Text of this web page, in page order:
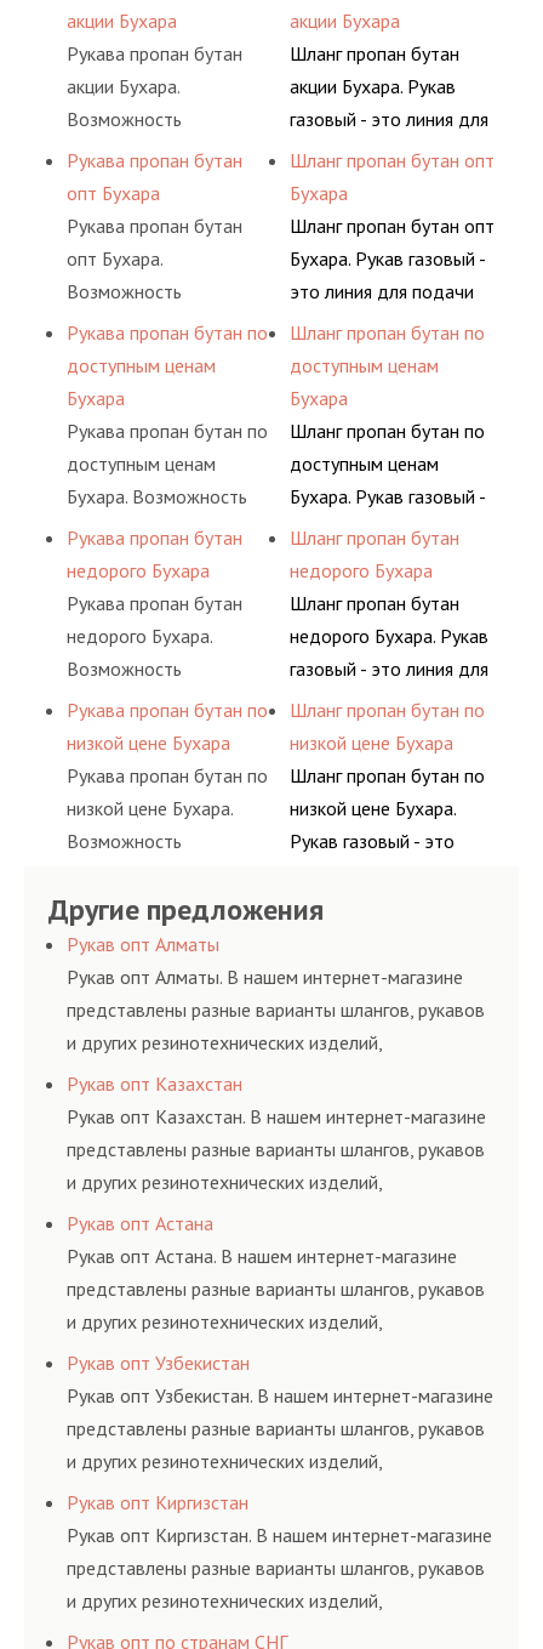
материалов, это
затрата собственной
энергии, времени и
одном месте это
главное преимущество
для многих
потребителей, так как
поиск комплектующих
материалов, это
затрата собственной
энергии, времени и
акции Бухара
Рукава пропан бутан
акции Бухара.
Возможность
приобрести все в
одном месте это
главное преимущество
для многих
потребителей, так как
поиск комплектующих
материалов, это
затрата собственной
энергии, времени и
конечно средств.
Рукава пропан бутан
опт Бухара
Рукава пропан бутан
опт Бухара.
Возможность
приобрести все в
одном месте это
главное преимущество
для многих
потребителей, так как
затрата времени на
материалов, это
затрата собственной
энергии, времени и
конечно средств.
Рукава пропан бутан по
доступным ценам
Бухара
Рукава пропан бутан по
доступным ценам
Бухара. Возможность
приобрести все в
одном месте это
главное преимущество
для многих
потребителей, так как
поиск комплектующих
материалов, это
затрата собственной
энергии, времени и
Рукава пропан бутан
недорого Бухара
Рукава пропан бутан
недорого Бухара.
Возможность
приобрести все в
одном месте это
главное преимущество
для многих
потребителей, так как
материалов, это
Рукава пропан бутан по
низкой цене Бухара
Рукава пропан бутан по
низкой цене Бухара.
Возможность
одном месте это
главное преимущество
для многих
потребителей, так как
затрата времени на
элементами системы.
воздуха и различных
типов сжиженного газа
(кислород, аргон, метан,
пропан, бутан,
определенными
элементами системы.
акции Бухара
Шланг пропан бутан
акции Бухара. Рукав
газовый - это линия для
подачи сжатого
воздуха и различных
типов сжиженного газа
(кислород, аргон, метан,
пропан, бутан,
определенными
элементами системы.
Шланг пропан бутан опт
Бухара
Шланг пропан бутан опт
Бухара. Рукав газовый -
это линия для подачи
сжатого воздуха и
различных типов
сжиженного газа
(кислород, аргон, метан,
пропан, бутан,
ацетилен) между
элементами системы.
Шланг пропан бутан по
доступным ценам
Бухара
Шланг пропан бутан по
доступным ценам
Бухара. Рукав газовый -
это линия для подачи
сжатого воздуха и
различных типов
сжиженного газа
(кислород, аргон, метан,
ацетилен) между
определенными
элементами системы.
Шланг пропан бутан
недорого Бухара
Шланг пропан бутан
недорого Бухара. Рукав
газовый - это линия для
подачи сжатого
воздуха и различных
типов сжиженного газа
(кислород, аргон, метан,
пропан, бутан,
Шланг пропан бутан по
низкой цене Бухара
Шланг пропан бутан по
низкой цене Бухара.
Рукав газовый - это
сжатого воздуха и
сжиженного газа
(кислород, аргон, метан,
пропан, бутан,
Другие предложения
Рукав опт Алматы
Рукав опт Алматы. В нашем интернет-магазине
представлены разные варианты шлангов, рукавов
и других резинотехнических изделий,
соответствующих ГОСТам, техническим условиям
и нормативам.
Рукав опт Казахстан
Рукав опт Казахстан. В нашем интернет-магазине
представлены разные варианты шлангов, рукавов
и других резинотехнических изделий,
соответствующих ГОСТам, техническим условиям
и нормативам.
Рукав опт Астана
Рукав опт Астана. В нашем интернет-магазине
представлены разные варианты шлангов, рукавов
и других резинотехнических изделий,
соответствующих ГОСТам, техническим условиям
и нормативам.
Рукав опт Узбекистан
Рукав опт Узбекистан. В нашем интернет-магазине
представлены разные варианты шлангов, рукавов
и других резинотехнических изделий,
соответствующих ГОСТам, техническим условиям
и нормативам.
Рукав опт Киргизстан
Рукав опт Киргизстан. В нашем интернет-магазине
представлены разные варианты шлангов, рукавов
и других резинотехнических изделий,
соответствующих ГОСТам, техническим условиям
Рукав опт по странам СНГ